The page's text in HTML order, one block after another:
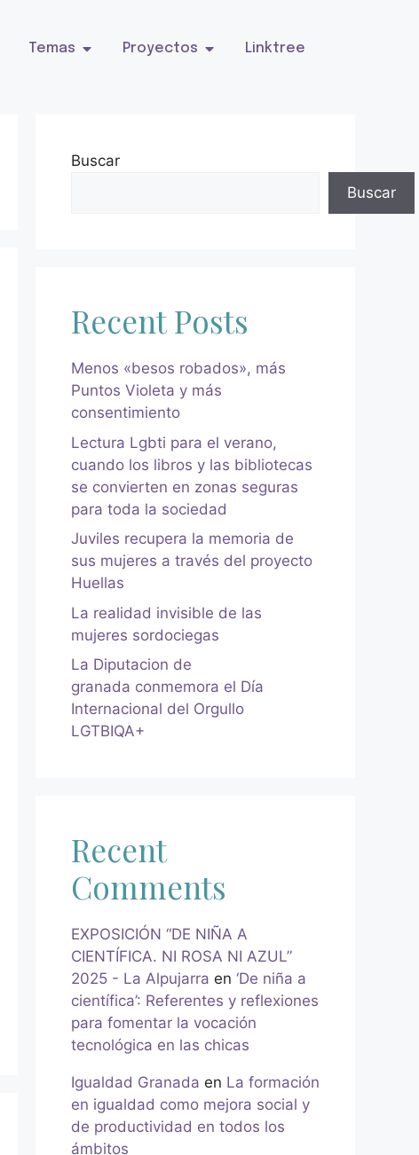
Temas Proyectos Linktree
Buscar
Buscar
Recent Posts
Menos «besos robados», más
Puntos Violeta y más
consentimiento
Lectura Lgbti para el verano,
cuando los libros y las bibliotecas
se convierten en zonas seguras
para toda la sociedad
Juviles recupera la memoria de
sus mujeres a través del proyecto
Huellas
La realidad invisible de las
mujeres sordociegas
La Diputacion de
granada conmemora el Día
Internacional del Orgullo
LGTBIQA+
Recent
Comments
EXPOSICIÓN “DE NIÑA A
CIENTÍFICA. NI ROSA NI AZUL”
2025 - La Alpujarra en ‘De niña a
científica’: Referentes y reflexiones
para fomentar la vocación
tecnológica en las chicas
Igualdad Granada en La formación
en igualdad como mejora social y
de productividad en todos los
ámbitos